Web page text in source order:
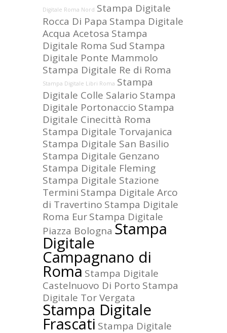
Digitale Roma Nord Stampa Digitale
Rocca Di Papa Stampa Digitale
Acqua Acetosa Stampa
Digitale Roma Sud Stampa
Digitale Ponte Mammolo
Stampa Digitale Re di Roma
Stampa Digitale Libri Roma Stampa
Digitale Colle Salario Stampa
Digitale Portonaccio Stampa
Digitale Cinecittà Roma
Stampa Digitale Torvajanica
Stampa Digitale San Basilio
Stampa Digitale Genzano
Stampa Digitale Fleming
Stampa Digitale Stazione
Termini Stampa Digitale Arco
di Travertino Stampa Digitale
Roma EurStampa Digitale
Piazza Bologna Stampa
Digitale
Campagnano di
Roma Stampa Digitale
Castelnuovo Di Porto Stampa
Digitale Tor Vergata
Stampa Digitale
Frascati Stampa Digitale